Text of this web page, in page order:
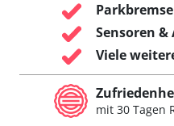
Sensoren
Viele
mit 30 Tagen